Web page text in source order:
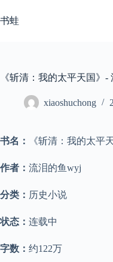
至
书蛙
《斩清：我的太平天国》
xiaoshuchong
书名： 《斩清：我的太平
作者： 流泪的鱼wyj
分类： 历史小说
状态： 连载中
字数： 约122万